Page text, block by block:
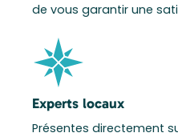
de vous garantir une
Experts locaux
Présentes directement